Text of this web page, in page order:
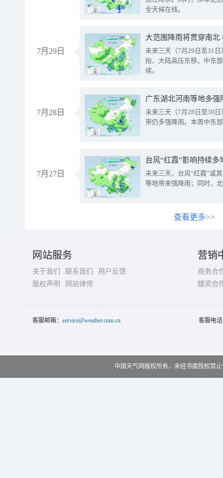
全天候在线。
7月29日
大范围降雨将贯穿南
未来三天（7月29日至31
抬、大陆高压东移，中东
续。
7月28日
广东湖北河南等地多
未来三天（7月28日至30
带仍多强降雨。本周中东
7月27日
台风“红霞”影响持续
未来三天，台风“红霞”或
等地带来强降雨；同时，
查看更多>>
网站服务
关于我们 联系我们
用户反馈
版权声明
网站律师
营销
商务合
媒资合
客服邮箱： service@weather.com.cn 客服电
中国天气网版权所有，未经书面授权